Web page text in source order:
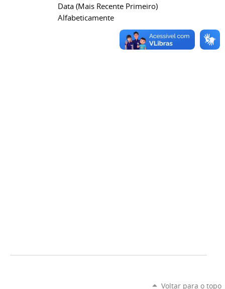
Data (mais Recente Primeiro)
Alfabeticamente
Voltar para o topo